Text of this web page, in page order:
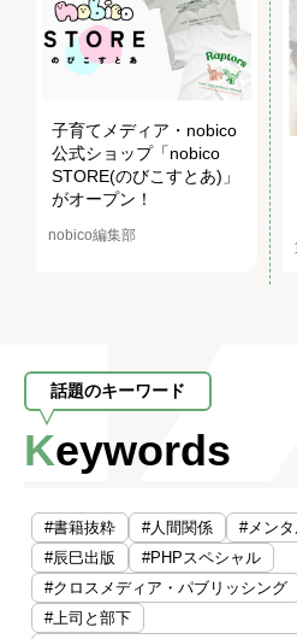
子育てメディア・nobico
公式ショップ「nobico
STORE(のびこすとあ)」
がオープン！
nobico編集部
話題のキーワード
Keywords
#書籍抜粋 #人間関係
#メン
#辰巳出版
#PHPスペシャル
#クロスメディア・パブリッシング
#上司と部下